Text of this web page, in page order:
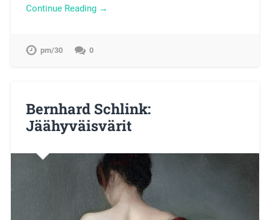
Continue Reading →
pm/30 0
Bernhard Schlink:
Jäähyväisvärit